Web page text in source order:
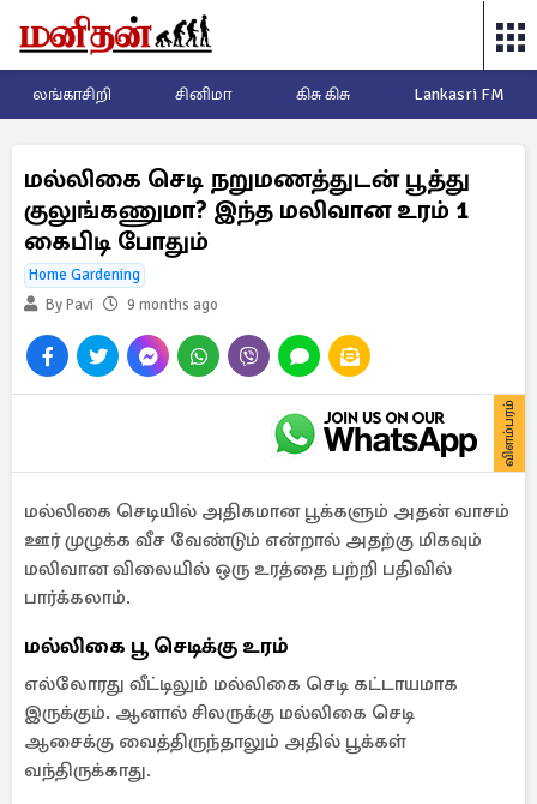
லங்காசிறி சினிமா கிசு கிசு Lankasri FM
மல்லிகை செடி நறுமணத்துடன் பூத்து
குலுங்கணுமா? இந்த மலிவான உரம் 1
கைபிடி போதும்
Home Gardening
By Pavi
9 months ago
விளம்பரம்
மல்லிகை செடியில் அதிகமான பூக்களும் அதன் வாசம்
ஊர் முழுக்க வீச வேண்டும் என்றால் அதற்கு மிகவும்
மலிவான விலையில் ஒரு உரத்தை பற்றி பதிவில்
பார்க்கலாம்.
மல்லிகை பூ செடிக்கு உரம்
எல்லோரது வீட்டிலும் மல்லிகை செடி கட்டாயமாக
இருக்கும். ஆனால் சிலருக்கு மல்லிகை செடி
ஆசைக்கு வைத்திருந்தாலும் அதில் பூக்கள்
வந்திருக்காது.